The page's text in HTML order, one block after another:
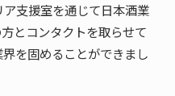
支援室を通じて日本酒業
とコンタクトを取らせて
を固めることができまし